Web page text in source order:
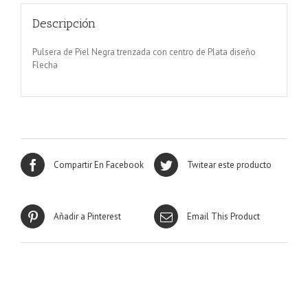
Descripción
Pulsera de Piel Negra trenzada con centro de Plata diseño
Flecha
Compartir En Facebook Twitear este producto
Añadir a Pinterest Email This Product